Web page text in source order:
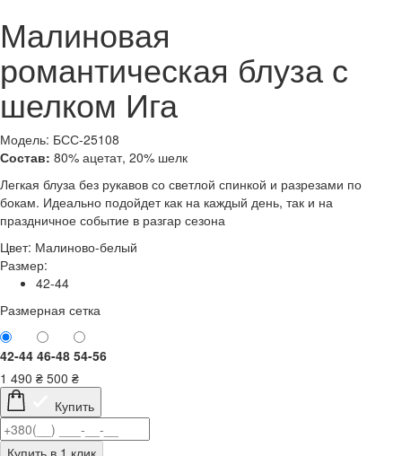
Малиновая
романтическая блуза с
шелком Ига
Модель: БСС-25108
Состав: 80% ацетат, 20% шелк
Легкая блуза без рукавов со светлой спинкой и разрезами по
бокам. Идеально подойдет как на каждый день, так и на
праздничное событие в разгар сезона
Цвет: Малиново-белый
Размер:
42-44
Размерная сетка
42-44 46-48 54-56
1 490 ₴ 500 ₴
Купить